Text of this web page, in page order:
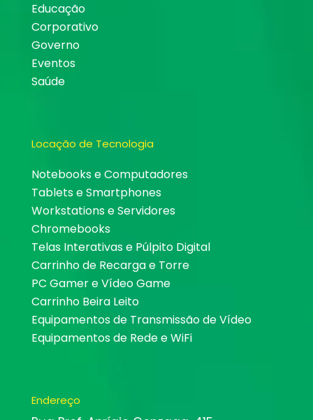
Educação
Corporativo
Governo
Eventos
Saúde
Locação de Tecnologia
Notebooks e Computadores
Tablets e Smartphones
Workstations e Servidores
Chromebooks
Telas Interativas e Púlpito Digital
Carrinho de Recarga e Torre
PC Gamer e Vídeo Game
Carrinho Beira Leito
Equipamentos de Transmissão de Vídeo
Equipamentos de Rede e WiFi
Endereço